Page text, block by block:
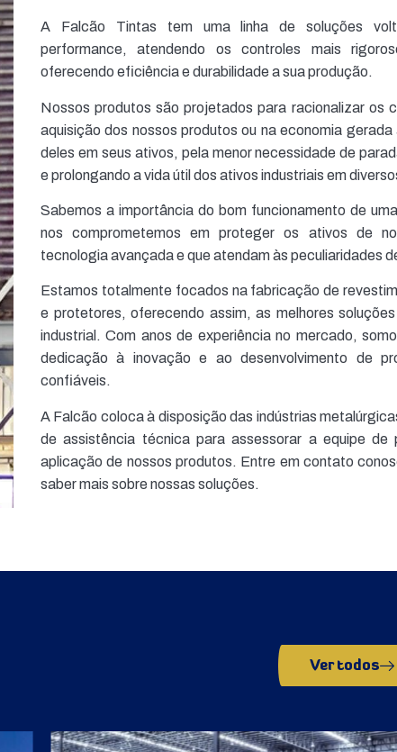
A Falcão Tintas tem uma linha de soluções
performance, atendendo os controles mais
oferecendo eficiência e durabilidade a sua produção.
Nossos produtos são projetados para racionalizar os
aquisição dos nossos produtos ou na economia
deles em seus ativos, pela menor necessidade de
e prolongando a vida útil dos ativos industriais em
Sabemos a importância do bom funcionamento de
nos comprometemos em proteger os ativos de
tecnologia avançada e que atendam às peculiaridades
Estamos totalmente focados na fabricação de
e protetores, oferecendo assim, as melhores
industrial. Com anos de experiência no mercado,
dedicação à inovação e ao desenvolvimento de
confiáveis.
A Falcão coloca à disposição das indústrias
de assistência técnica para assessorar a equipe de
aplicação de nossos produtos. Entre em contato
saber mais sobre nossas soluções.
Ver todos